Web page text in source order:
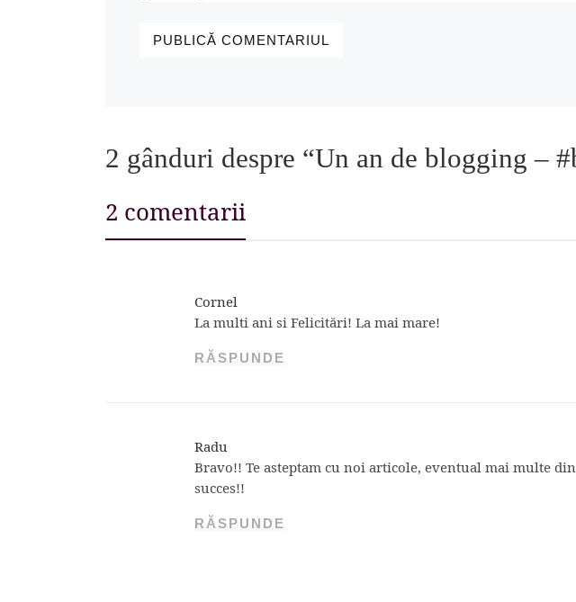
2 gânduri despre “Un an de blogging –
2 comentarii
Cornel
La multi ani si Felicitări! La mai mare!
RĂSPUNDE
Radu
Bravo!! Te asteptam cu noi articole, eventual mai multe
succes!!
RĂSPUNDE